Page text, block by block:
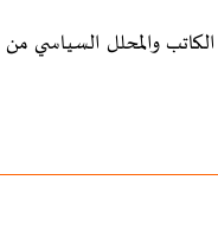
والمحلل السياسي من